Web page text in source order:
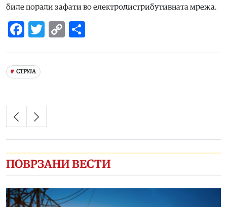
биде поради зафати во електродистрибутивната мрежа.
Facebook
Twitter
Copy
СТРУЈА
ПОВРЗАНИ ВЕСТИ